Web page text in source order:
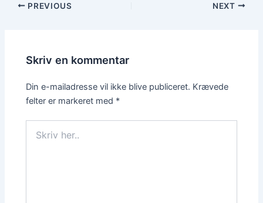
PREVIOUS NEXT
Skriv en kommentar
Din e-mailadresse vil ikke blive publiceret. Krævede
felter er markeret med *
her..